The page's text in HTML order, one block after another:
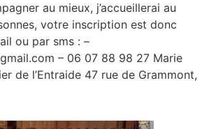
au mieux, j’accueillerai au
votre inscription est donc
ou par sms : –
– 06 07 88 98 27 Marie
de l’Entraide 47 rue de Grammont,